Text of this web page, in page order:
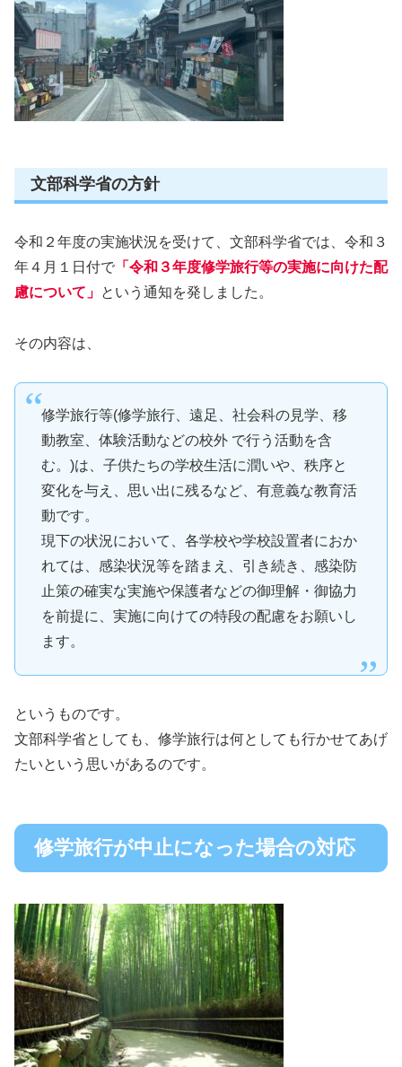
文部科学省の方針
令和２年度の実施状況を受けて、文部科学省では、令和３
年４月１日付で 「令和３年度修学旅行等の実施に向けた配
慮について」 という通知を発しました。
その内容は、
修学旅行等(修学旅行、遠足、社会科の見学、移
動教室、体験活動などの校外 で行う活動を含
む。)は、子供たちの学校生活に潤いや、秩序と
変化を与え、思い出に残るなど、有意義な教育活
動です。
現下の状況において、各学校や学校設置者におか
れては、感染状況等を踏まえ、引き続き、感染防
止策の確実な実施や保護者などの御理解・御協力
を前提に、実施に向けての特段の配慮をお願いし
ます。
というものです。
文部科学省としても、修学旅行は何としても行かせてあげ
たいという思いがあるのです。
修学旅行が中止になった場合の対応